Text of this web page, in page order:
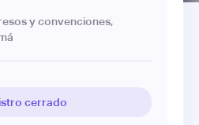
y convenciones,
cerrado